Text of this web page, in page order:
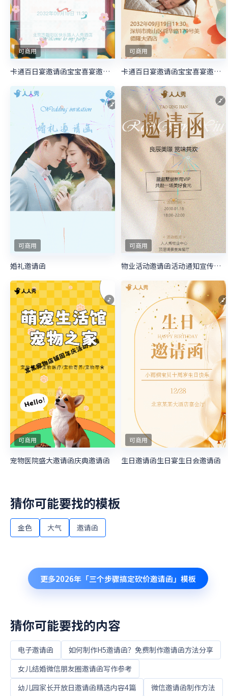
可商用
卡通百日宴邀请函宝宝喜宴邀请函生日邀请函
可商用
卡通百日宴邀请函宝宝喜宴邀请函生日邀请函
可商用
婚礼邀请函
可商用
物业活动邀请函活动通知宣传邀请函
可商用
宠物医院盛大邀请函庆典邀请函
可商用
生日邀请函生日宴生日会邀请函
猜你可能要找的模板
金色 大气 邀请函
更多2026年「三个步骤搞定砍价邀请函」 模板
猜你可能要找的内容
电子邀请函
如何制作H5邀请函？免费制作邀请函方法分享
女儿结婚微信朋友圈邀请函写作参考
幼儿园家长开放日邀请函精选内容4篇
微信邀请函制作方法